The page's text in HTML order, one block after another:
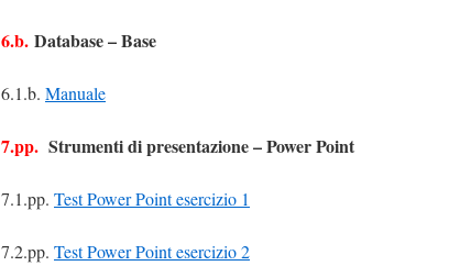
6.b. Database – Base
6.1.b. Manuale
7.pp. Strumenti di presentazione – Power Point
7.1.pp. Test Power Point esercizio 1
7.2.pp. Test Power Point esercizio 2